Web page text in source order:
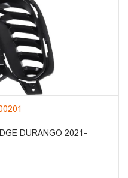
DURANGO 2021-